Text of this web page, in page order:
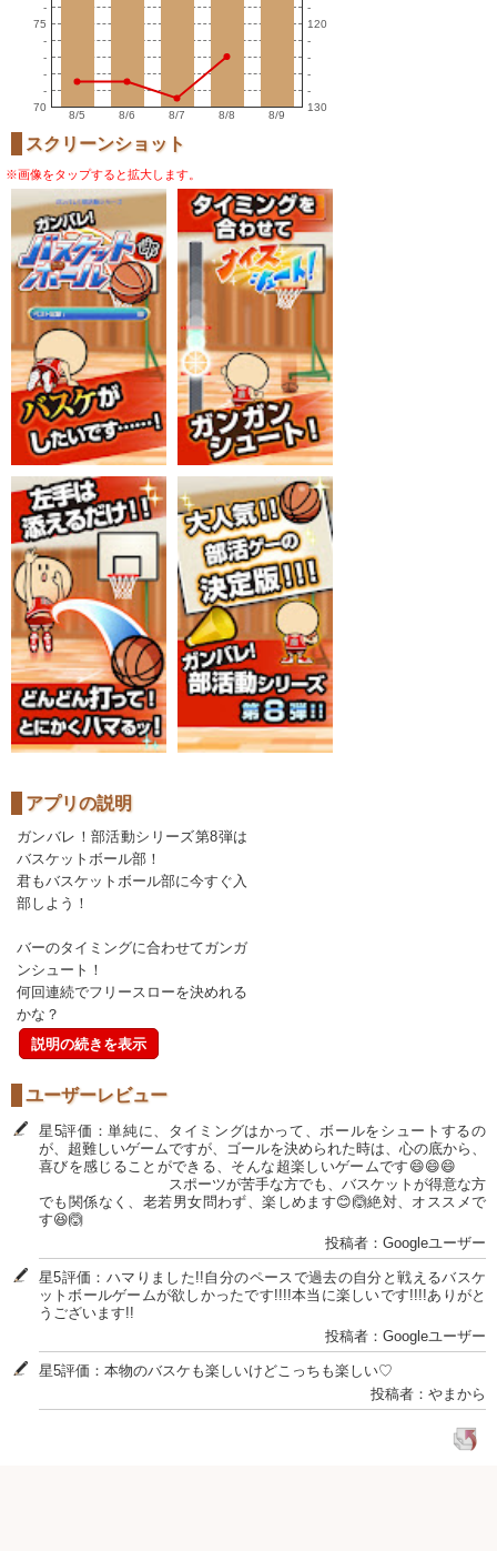
-
75
-
-
-
-
70
8/5 8/6 8/7 8/8 8/9
-
120
-
-
-
-
130
スクリーンショット
※画像をタップすると拡大します。
アプリの説明
ガンバレ！部活動シリーズ第8弾は
バスケットボール部！
君もバスケットボール部に今すぐ入
部しよう！
バーのタイミングに合わせてガンガ
ンシュート！
何回連続でフリースローを決めれる
かな？
説明の続きを表示
ユーザーレビュー
星5評価：単純に、タイミングはかって、ボールをシュートするの
が、超難しいゲームですが、ゴールを決められた時は、心の底から、
喜びを感じることができる、そんな超楽しいゲームです😄😄😄
スポーツが苦手な方でも、バスケットが得意な方
でも関係なく、老若男女問わず、楽しめます😊🙆絶対、オススメで
す😆🙆
投稿者：Googleユーザー
星5評価：ハマりました!!自分のペースで過去の自分と戦えるバスケ
ットボールゲームが欲しかったです!!!!本当に楽しいです!!!!ありがと
うございます!!
投稿者：Googleユーザー
星5評価：本物のバスケも楽しいけどこっちも楽しい♡
投稿者：やまから